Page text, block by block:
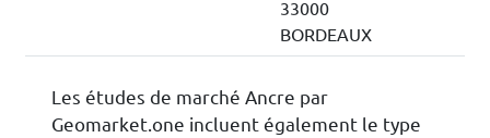
33000
BORDEAUX
Les études de marché Ancre par
Geomarket.one incluent également le type